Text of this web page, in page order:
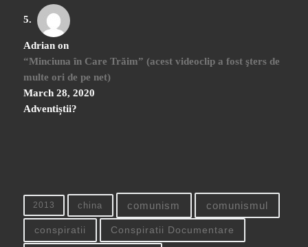
Adrian on
“Minciuna în Care Trăim” (acest videoclip a fost şters de
multe ori de pe net)
March 28, 2020
Adventiștii?
2013 china comunism comunismul
conspiratii Conspiratii Documentare